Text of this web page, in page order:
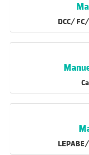
DCC/